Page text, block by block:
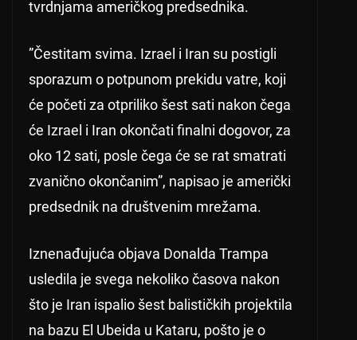
tvrdnjama američkog predsednika.
”Čestitam svima. Izrael i Iran su postigli
sporazum o potpunom prekidu vatre, koji
će početi za otpriliko šest sati nakon čega
će Izrael i Iran okončati finalni dogovor, za
oko 12 sati, posle čega će se rat smatrati
zvanično okončanim”, napisao je američki
predsednik na društvenim mrežama.
Iznenađujuća objava Donalda Trampa
usledila je svega nekoliko časova nakon
što je Iran ispalio šest balističkih projektila
na bazu El Ubeida u Kataru, pošto je o